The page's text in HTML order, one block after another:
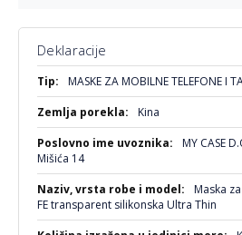
Deklaracije
Više
informacija
MASKE ZA MOBILNE TELEFONE I
Kina
MY CASE
Mišića 14
Maska
FE transparent silikonska Ultra Thin